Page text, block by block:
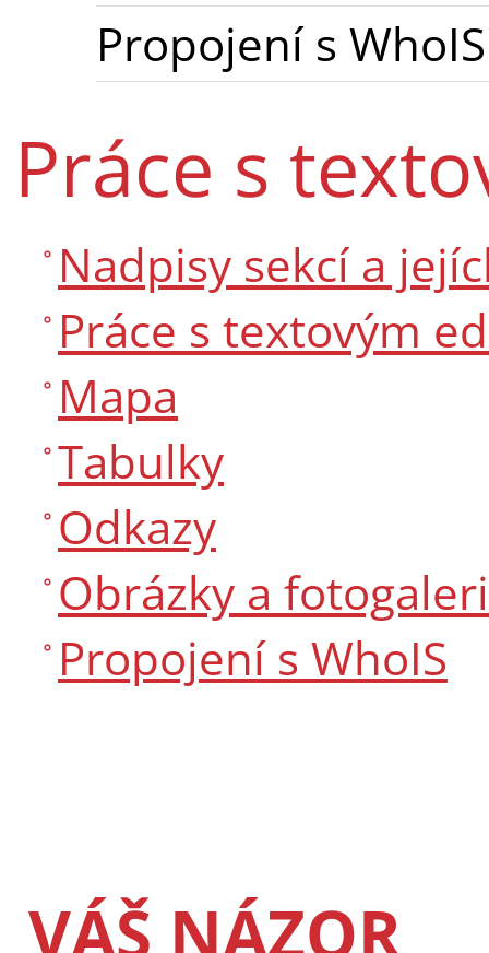
Propojení s WhoIS
Práce s
Nadpisy sekcí a
Práce s textovým
Mapa
Tabulky
Odkazy
Obrázky a
Propojení s WhoIS
VÁŠ NÁZOR